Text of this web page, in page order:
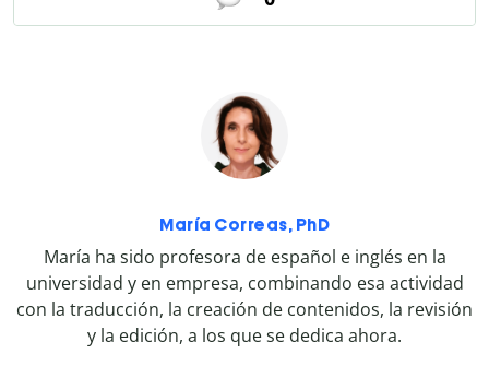
María Correas, PhD
María ha sido profesora de español e inglés en la
universidad y en empresa, combinando esa actividad
con la traducción, la creación de contenidos, la revisión
y la edición, a los que se dedica ahora.